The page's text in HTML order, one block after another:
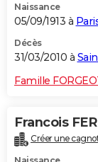
Naissance
05/09/1913 à
Décès
31/03/2010 à
Famille
Francois
Créer une